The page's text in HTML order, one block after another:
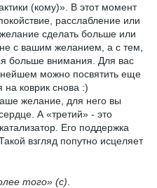
(кому)». В этот момент
расслабление или
сделать больше или
с вашим желанием, а с тем,
больше внимания. Для вас
можно посвятить еще
на коврик снова :)
желание, для него вы
А «третий» - это
Его поддержка
взгляд попутно исцеляет
того» (с)